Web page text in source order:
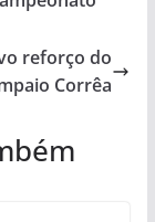
reforço do
Corrêa